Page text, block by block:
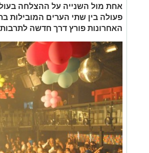
אחת מול השנייה על ההצלחה
פעולה בין שתי הערים המובילות
האחרונות פורץ דרך חדשה